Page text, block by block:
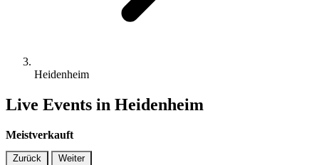
Heidenheim
Live Events in Heidenheim
Meistverkauft
Zurück Weiter